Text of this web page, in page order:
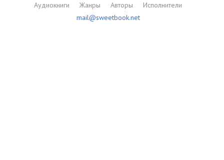
Аудиокниги Жанры Авторы
Исполнители
mail@sweetbook.net